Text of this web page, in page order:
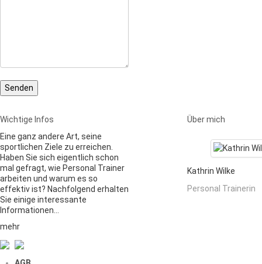
Wichtige Infos
Eine ganz andere Art, seine
sportlichen Ziele zu erreichen.
Haben Sie sich eigentlich schon
mal gefragt, wie Personal Trainer
arbeiten und warum es so
effektiv ist? Nachfolgend erhalten
Sie einige interessante
Informationen…
mehr
Über mich
Kathrin Wilke
Personal Trainerin